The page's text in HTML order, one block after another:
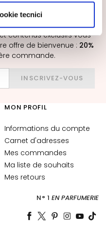
quali cookie
tecnici
contenus exclusifs vous
offre de bienvenue : 20%
commande.
INSCRIVEZ-VOUS
MON PROFIL
Informations du compte
Carnet d'adresses
Mes commandes
Ma liste de souhaits
Mes retours
N° 1 EN PARFUMERIE